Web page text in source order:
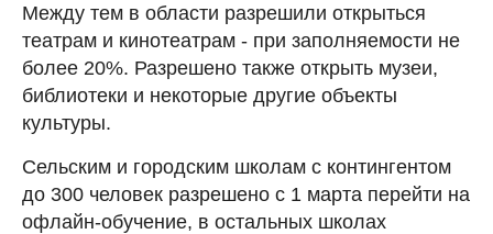
Между тем в области разрешили открыться
театрам и кинотеатрам - при заполняемости не
более 20%. Разрешено также открыть музеи,
библиотеки и некоторые другие объекты
культуры.
Сельским и городским школам с контингентом
до 300 человек разрешено с 1 марта перейти на
офлайн-обучение, в остальных школах